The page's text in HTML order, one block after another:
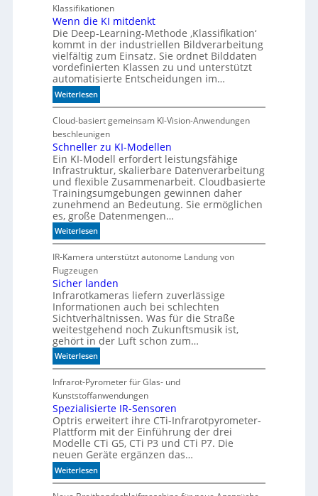
Klassifikationen
Wenn die KI mitdenkt
Die Deep-Learning-Methode ‚Klassifikation‘
kommt in der industriellen Bildverarbeitung
vielfältig zum Einsatz. Sie ordnet Bilddaten
vordefinierten Klassen zu und unterstützt
automatisierte Entscheidungen im…
Weiterlesen:
W
e
n
n
d
i
e
K
I
m
i
t
d
e
n
k
t
Cloud-basiert gemeinsam KI-Vision-Anwendungen
beschleunigen
Schneller zu KI-Modellen
Ein KI-Modell erfordert leistungsfähige
Infrastruktur, skalierbare Datenverarbeitung
und flexible Zusammenarbeit. Cloudbasierte
Trainingsumgebungen gewinnen daher
zunehmend an Bedeutung. Sie ermöglichen
es, große Datenmengen…
Weiterlesen:
S
c
h
n
e
l
l
e
r
z
u
K
I
-
M
o
d
e
l
l
IR-Kamera unterstützt autonome Landung von
Flugzeugen
Sicher landen
Infrarotkameras liefern zuverlässige
Informationen auch bei schlechten
Sichtverhältnissen. Was für die Straße
weitestgehend noch Zukunftsmusik ist,
gehört in der Luft schon zum…
Weiterlesen:
S
i
c
h
e
r
l
a
n
d
Infrarot-Pyrometer für Glas- und
Kunststoffanwendungen
Spezialisierte IR-Sensoren
Optris erweitert ihre CTi-Infrarotpyrometer-
Plattform mit der Einführung der drei
Modelle CTi G5, CTi P3 und CTi P7. Die
neuen Geräte ergänzen das…
Weiterlesen:
S